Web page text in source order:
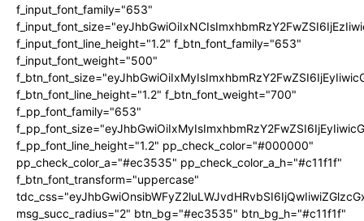
f_input_font_family="653"
f_input_font_line_height="1.2" f_btn_font_family="653"
f_input_font_weight="500"
f_btn_font_line_height="1.2" f_btn_font_weight="700"
f_pp_font_family="653"
f_pp_font_line_height="1.2" pp_check_color="#000000"
pp_check_color_a="#ec3535" pp_check_color_a_h="#c11f1f"
f_btn_font_transform="uppercase"
msg_succ_radius="2" btn_bg="#ec3535" btn_bg_h="#c11f1f"